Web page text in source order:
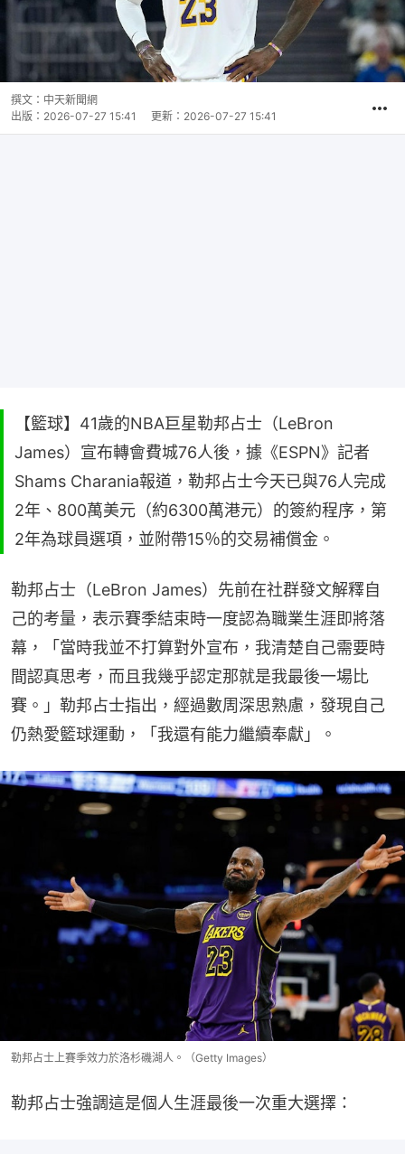
撰文： 中天新聞網
出版： 2026-07-27 15:41 更新： 2026-07-27 15:41
【籃球】41歲的NBA巨星勒邦占士（LeBron
James）宣布轉會費城76人後，據《ESPN》記者
Shams Charania報道，勒邦占士今天已與76人完成
2年、800萬美元（約6300萬港元）的簽約程序，第
2年為球員選項，並附帶15％的交易補償金。
勒邦占士（LeBron James）先前在社群發文解釋自
己的考量，表示賽季結束時一度認為職業生涯即將落
幕，「當時我並不打算對外宣布，我清楚自己需要時
間認真思考，而且我幾乎認定那就是我最後一場比
賽。」勒邦占士指出，經過數周深思熟慮，發現自己
仍熱愛籃球運動，「我還有能力繼續奉獻」。
勒邦占士上賽季效力於洛杉磯湖人。（Getty Images）
勒邦占士強調這是個人生涯最後一次重大選擇：